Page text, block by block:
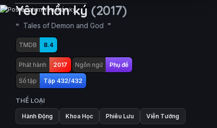
Yêu thần ký (2017)
Tales of Demon and God
TMDB 8.4
Phát hành 2017 Ngôn ngữ Phụ đề
Số tập Tập 432/432
THỂ LOẠI
Hành Động Khoa Học Phiêu Lưu Viễn Tưởng